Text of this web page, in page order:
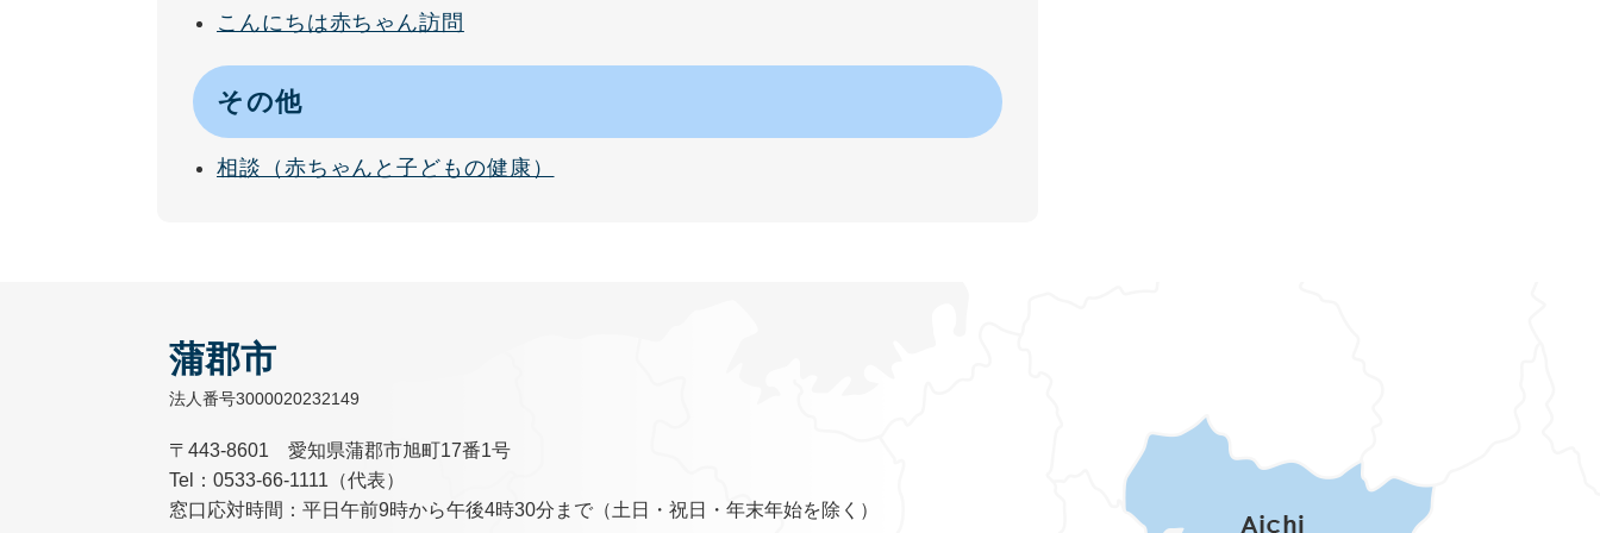
こんにちは赤ちゃん訪問
その他
相談（赤ちゃんと子どもの健康）
蒲郡市
法人番号3000020232149
〒443-8601 愛知県蒲郡市旭町17番1号
Tel：0533-66-1111（代表）
窓口応対時間：平日午前9時から午後4時30分まで（土日・祝日・年末年始を除く）